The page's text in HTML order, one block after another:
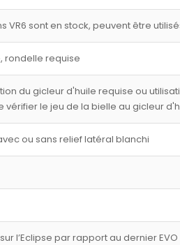
VR6 sont en stock, peuvent être
rondelle requise
du gicleur d'huile requise ou
vérifier le jeu de la bielle au gicleur
ou sans relief latéral blanchi
l’Eclipse par rapport au dernier EVO